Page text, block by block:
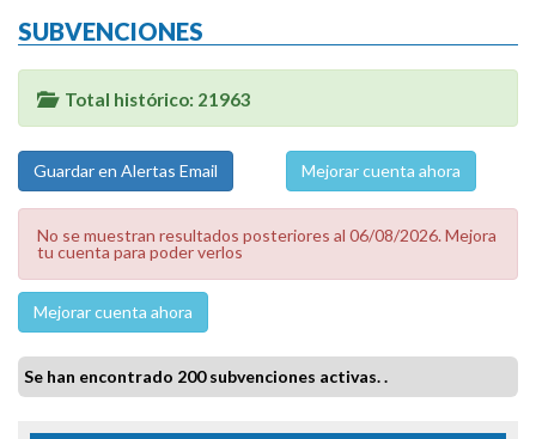
SUBVENCIONES
Total histórico: 21963
Mejorar cuenta ahora
No se muestran resultados posteriores al 06/08/2026. Mejora
tu cuenta para poder verlos
Mejorar cuenta ahora
Se han encontrado 200 subvenciones activas. .